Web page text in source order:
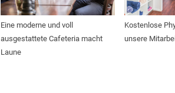
Eine moderne und voll
ausgestattete Cafeteria macht
Laune
Kostenlose
unsere